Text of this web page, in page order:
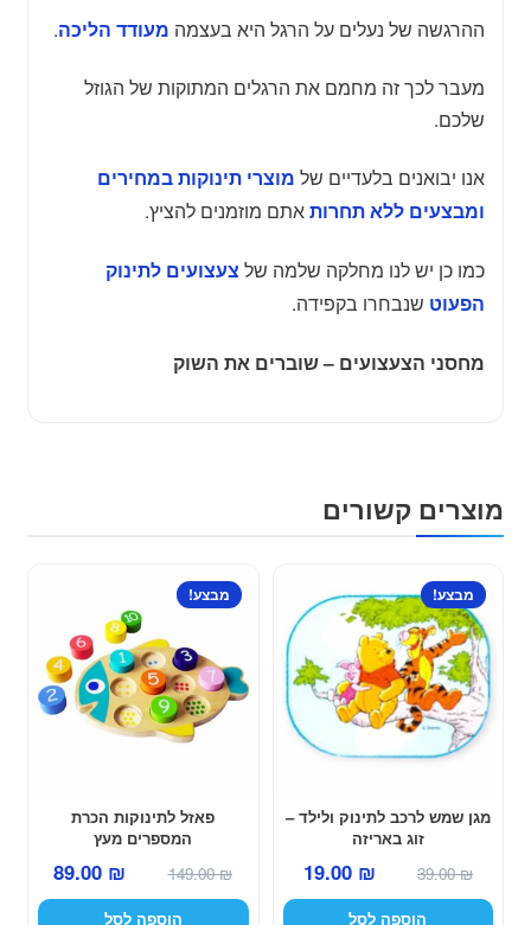
ההרגשה של נעלים על הרגל היא בעצמה מעודד הליכה.
מעבר לכך זה מחמם את הרגלים המתוקות של הגוזל
שלכם.
אנו יבואנים בלעדיים של מוצרי תינוקות במחירים
ומבצעים ללא תחרותאתם מוזמנים להציץ.
כמו כן יש לנו מחלקה שלמה של צעצועים לתינוק
הפעוט שנבחרו בקפידה.
מחסני הצעצועים – שוברים את השוק
מוצרים קשורים
מגן שמש לרכב לתינוק ולילד –
זוג באריזה
מבצע!
39.00₪
המחיר
המקורי
19.00 ₪
הנוכחי
הוספה לסל
פאזל לתינוקות הכרת
המספרים מעץ
מבצע!
149.00₪
המחיר
המקורי
89.00 ₪
המחיר
הנוכחי
הוספה לסל